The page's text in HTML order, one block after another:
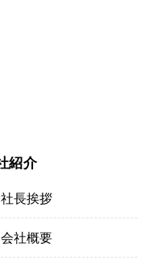
紹介
社長挨拶
会社概要